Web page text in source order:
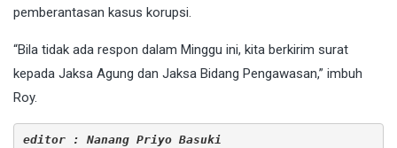
pemberantasan kasus korupsi.
“Bila tidak ada respon dalam Minggu ini, kita berkirim surat
kepada Jaksa Agung dan Jaksa Bidang Pengawasan,” imbuh
Roy.
editor : Nanang Priyo Basuki